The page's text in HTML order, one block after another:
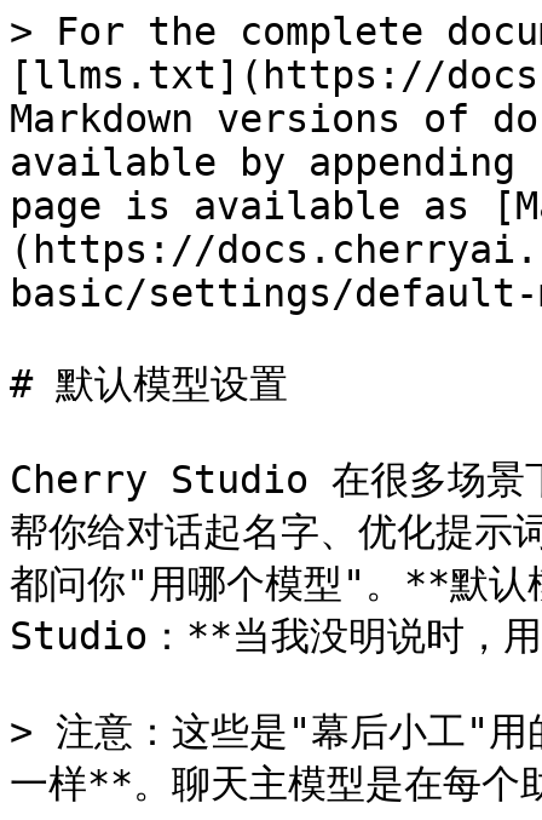
> For the complete
[llms.txt](https://
Markdown versions of
available by
page is available as
(https://
basic/settings/default-
# 默认模型设置
Cherry Studio 在很多场景
帮你给对话起名字、优化提示
都问你"用哪个模型"。**默
Studio：**当我没明说时，
> 注意：这些是"幕后小工"用
一样**。聊天主模型是在每个